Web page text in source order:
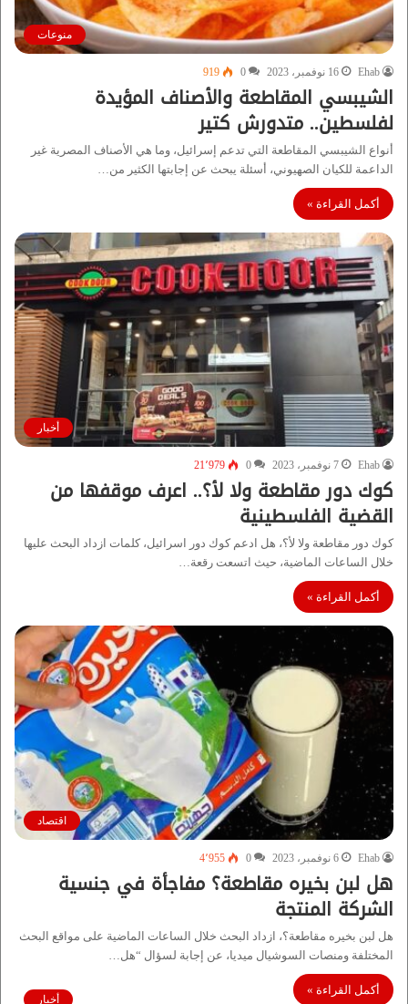
منوعات
Ehab 16 نوفمبر، 2023 0
919
الشيبسي المقاطعة والأصناف المؤيدة
لفلسطين.. متدورش كتير
أنواع الشيبسي المقاطعة التي تدعم إسرائيل، وما هي الأصناف المصرية غير
الداعمة للكيان الصهيوني، أسئلة يبحث عن إجابتها الكثير من…
أكمل القراءة »
أخبار
Ehab 7 نوفمبر، 2023 0 21٬979
كوك دور مقاطعة ولا لأ؟.. اعرف موقفها من
القضية الفلسطينية
كوك دور مقاطعة ولا لأ؟، هل ادعم كوك دور اسرائيل، كلمات ازداد البحث عليها
خلال الساعات الماضية، حيث اتسعت رقعة…
أكمل القراءة »
اقتصاد
Ehab 6 نوفمبر، 2023 0 4٬955
هل لبن بخيره مقاطعة؟ مفاجأة في جنسية
الشركة المنتجة
هل لبن بخيره مقاطعة؟، ازداد البحث خلال الساعات الماضية على مواقع البحث
المختلفة ومنصات السوشيال ميديا، عن إجابة لسؤال “هل…
أكمل القراءة »
أخبار